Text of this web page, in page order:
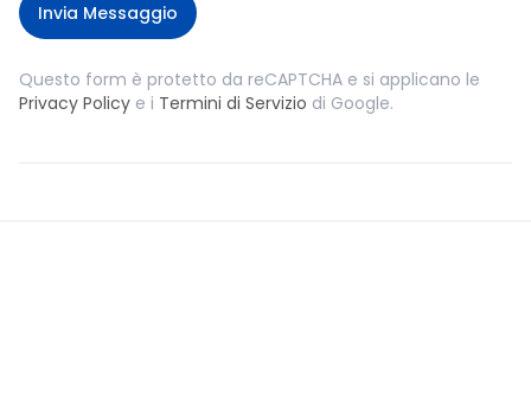
Invia Messaggio
Questo form è protetto da reCAPTCHA e si applicano le
Privacy Policy e i Termini di Servizio di Google.